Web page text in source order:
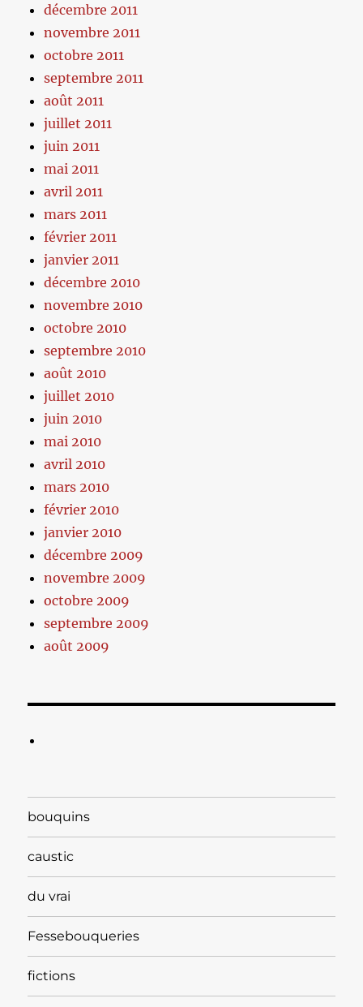
décembre 2011
novembre 2011
octobre 2011
septembre 2011
août 2011
juillet 2011
juin 2011
mai 2011
avril 2011
mars 2011
février 2011
janvier 2011
décembre 2010
novembre 2010
octobre 2010
septembre 2010
août 2010
juillet 2010
juin 2010
mai 2010
avril 2010
mars 2010
février 2010
janvier 2010
décembre 2009
novembre 2009
octobre 2009
septembre 2009
août 2009
bouquins
caustic
du vrai
Fessebouqueries
fictions